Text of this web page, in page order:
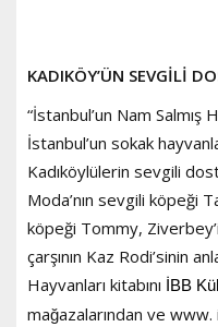
KADIKÖY’ÜN SEVGİLİ
“İstanbul’un Nam Salmış
İstanbul’un sokak
Kadıköylülerin sevgili
Moda’nın sevgili köpeği
köpeği Tommy,
çarşının Kaz Rodi’sinin
Hayvanları kitabını
İBB
mağazalarından ve